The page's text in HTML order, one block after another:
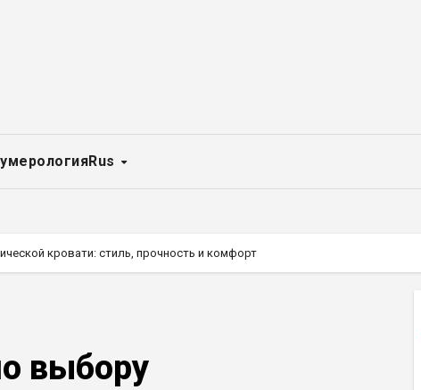
Rus
кровати: стиль, прочность и комфорт
выбору